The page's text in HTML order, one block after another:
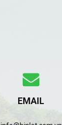
EMAIL